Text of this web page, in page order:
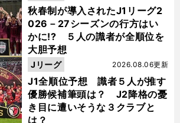
秋春制が導入されたJ1リーグ2
026－27シーズンの行方はい
かに!? ５人の識者が全順位を
大胆予想
J1全順位予想 識者５人が推す
優勝候補筆頭は？ J2降格の憂
き目に遭いそうな３クラブと
は？
2026.08.06更新
Jリーグ